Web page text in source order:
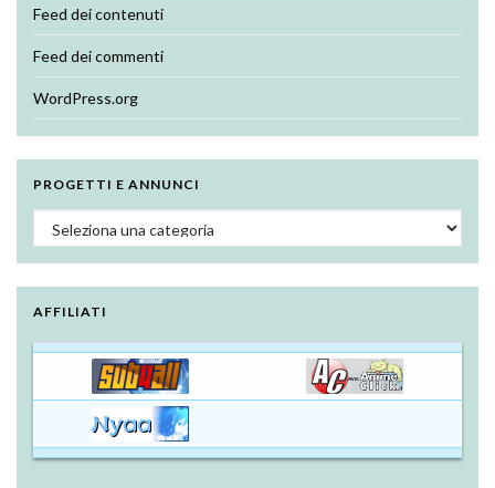
Feed dei contenuti
Feed dei commenti
WordPress.org
PROGETTI E ANNUNCI
Progetti e annunci
AFFILIATI